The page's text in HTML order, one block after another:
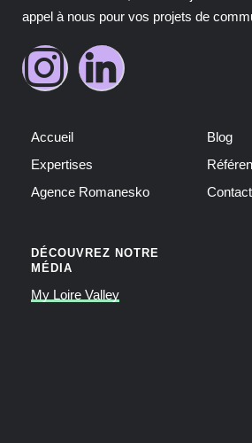
appel à nous pour vos projets de
Accueil
Expertises
Agence Romanesko
Blog
Contact
DÉCOUVREZ NOTRE
MÉDIA
My Loire Valley